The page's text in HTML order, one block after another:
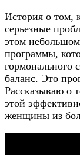
История о том,
серьезные
этом
программы,
гормонального
баланс. Это
Рассказываю о
этой
женщины из